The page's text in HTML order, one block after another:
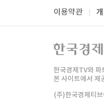
이용약관패밀
한국경
한경미디
모바일앱
한국경제TV와 파
본 사이트에서 제
(주)한국경제티브